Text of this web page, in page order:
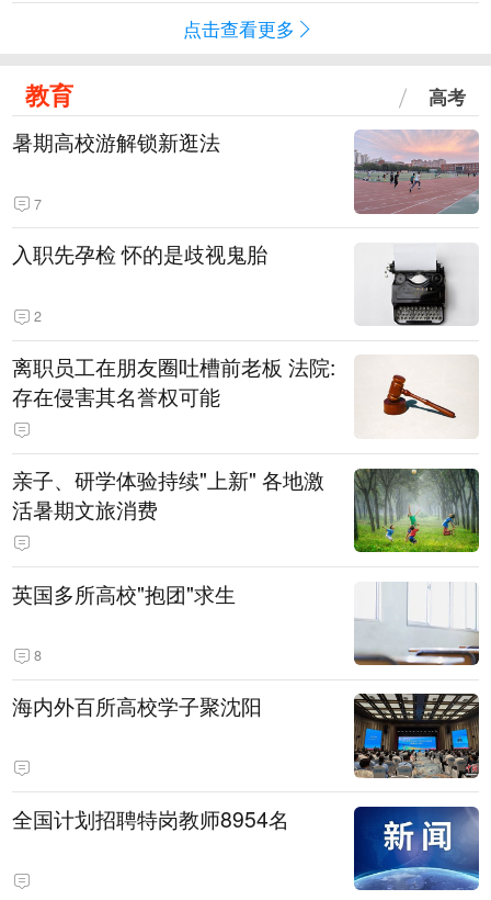
点击查看更多
教育 高考
暑期高校游解锁新逛法
7
入职先孕检 怀的是歧视鬼胎
2
离职员工在朋友圈吐槽前老板 法院:
存在侵害其名誉权可能
亲子、研学体验持续"上新" 各地激
活暑期文旅消费
英国多所高校"抱团"求生
8
海内外百所高校学子聚沈阳
全国计划招聘特岗教师8954名